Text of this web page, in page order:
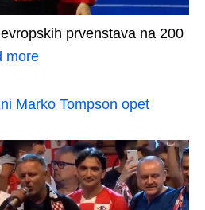
prvenstava na 200
more
Marko Tompson opet